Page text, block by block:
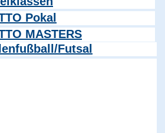
Pokal
MASTERS
Futsal